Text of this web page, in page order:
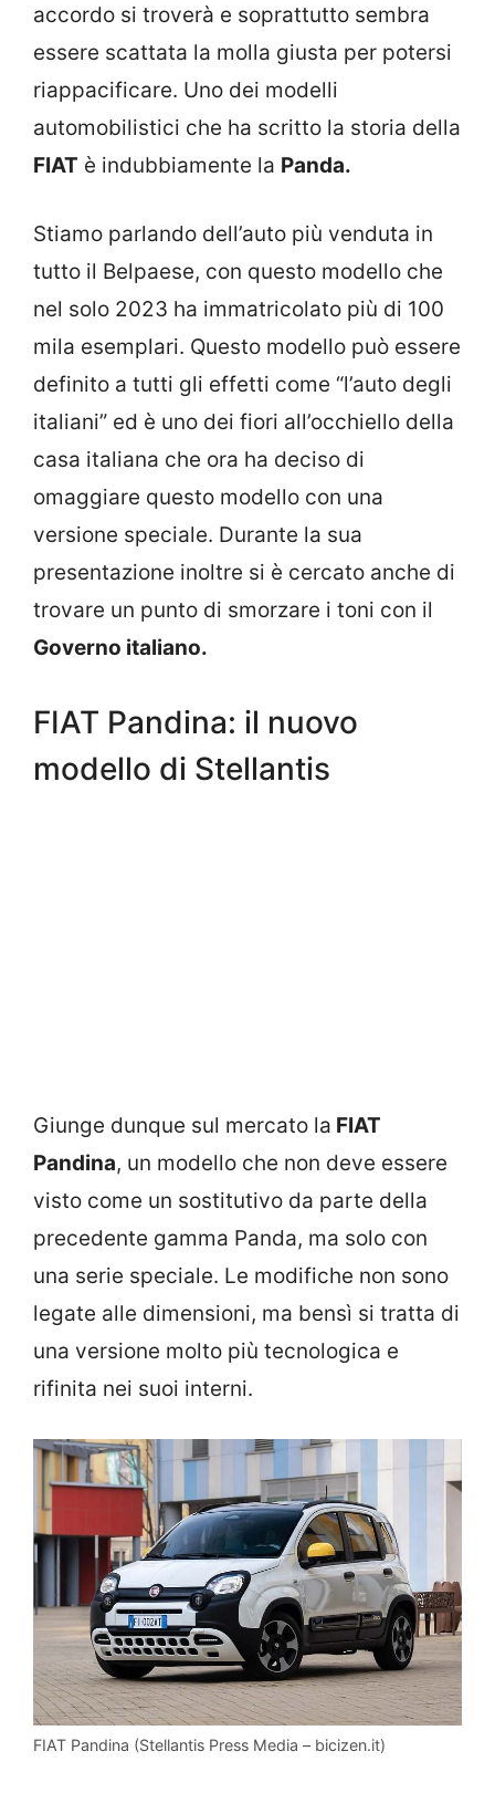
accordo si troverà e soprattutto sembra
essere scattata la molla giusta per potersi
riappacificare. Uno dei modelli
automobilistici che ha scritto la storia della
FIAT è indubbiamente la Panda.
Stiamo parlando dell’auto più venduta in
tutto il Belpaese, con questo modello che
nel solo 2023 ha immatricolato più di 100
mila esemplari. Questo modello può essere
definito a tutti gli effetti come “l’auto degli
italiani” ed è uno dei fiori all’occhiello della
casa italiana che ora ha deciso di
omaggiare questo modello con una
versione speciale. Durante la sua
presentazione inoltre si è cercato anche di
trovare un punto di smorzare i toni con il
Governo italiano.
FIAT Pandina: il nuovo
modello di Stellantis
Giunge dunque sul mercato la FIAT
Pandina, un modello che non deve essere
visto come un sostitutivo da parte della
precedente gamma Panda, ma solo con
una serie speciale. Le modifiche non sono
legate alle dimensioni, ma bensì si tratta di
una versione molto più tecnologica e
rifinita nei suoi interni.
FIAT Pandina (Stellantis Press Media – bicizen.it)